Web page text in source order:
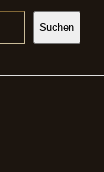
Suchen